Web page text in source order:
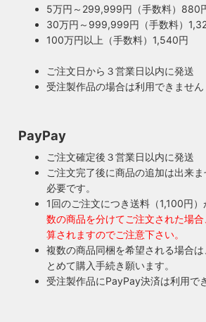
5万円～299,999円（手数料）880
30万円～999,999円（手数料）
100万円以上（手数料）1,540円
ご注文日から３営業日以内に発送
受注製作品の場合は利用できません
PayPay
ご注文確定後３営業日以内に発送
ご注文完了後に商品の追加は出来
必要です。
1回のご注文につき送料（1,100円）
数の商品を分けてご注文された場
算されますのでご注意下さい。
複数の商品同梱を希望される場合は
とめて購入手続き願います。
受注製作品にPayPay決済は利用で